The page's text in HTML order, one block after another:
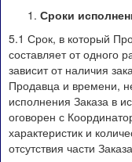
Сроки
5.1 Срок, в который
составляет от одного
зависит от наличия
Продавца и времени,
исполнения Заказа в
оговорен с
характеристик и
отсутствия части